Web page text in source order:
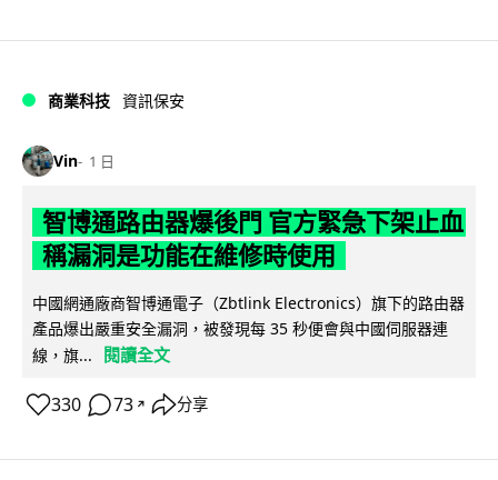
商業科技 資訊保安
Vin 1 日
智博通路由器爆後門 官方緊急下架止血
稱漏洞是功能在維修時使用
中國網通廠商智博通電子（Zbtlink Electronics）旗下的路由器
產品爆出嚴重安全漏洞，被發現每 35 秒便會與中國伺服器連
線，旗...
閱讀全文
330 73 ↗ 分享